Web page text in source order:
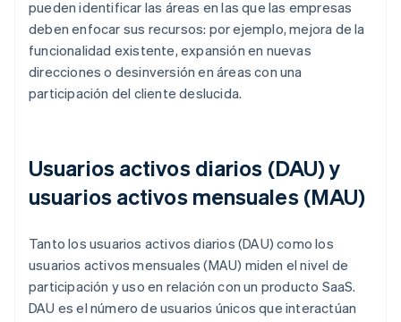
pueden identificar las áreas en las que las empresas
deben enfocar sus recursos: por ejemplo, mejora de la
funcionalidad existente, expansión en nuevas
direcciones o desinversión en áreas con una
participación del cliente deslucida.
Usuarios activos diarios (DAU) y
usuarios activos mensuales (MAU)
Tanto los usuarios activos diarios (DAU) como los
usuarios activos mensuales (MAU) miden el nivel de
participación y uso en relación con un producto SaaS.
DAU es el número de usuarios únicos que interactúan